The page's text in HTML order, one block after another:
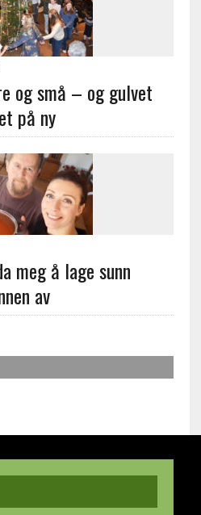
og små – og gulvet
på ny
meg å lage sunn
av